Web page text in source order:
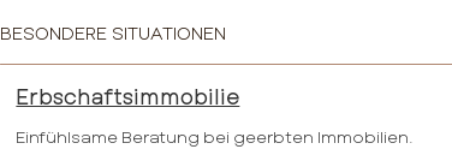
BESONDERE SITUATIONEN
Erbschaftsimmobilie
Einfühlsame Beratung bei geerbten Immobilien.